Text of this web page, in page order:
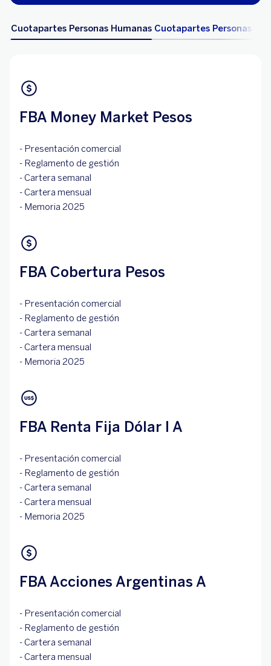
Cuotapartes Personas Humanas Cuotapartes Personas
FBA Money Market Pesos
- Presentación comercial
- Reglamento de gestión
- Cartera semanal
- Cartera mensual
- Memoria 2025
FBA Cobertura Pesos
- Presentación comercial
- Reglamento de gestión
- Cartera semanal
- Cartera mensual
- Memoria 2025
FBA Renta Fija Dólar I A
- Presentación comercial
- Reglamento de gestión
- Cartera semanal
- Cartera mensual
- Memoria 2025
FBA Acciones Argentinas A
- Presentación comercial
- Reglamento de gestión
- Cartera semanal
- Cartera mensual